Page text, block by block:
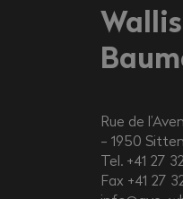
Rue de
1950 Sitten
Tel. +41 27
Fax +41 27